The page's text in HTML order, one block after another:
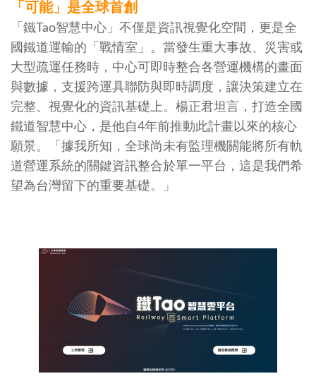
「可能」是全球首創
「鐵Tao智慧中心」不僅是資訊視覺化空間，更是全
國鐵道運輸的「戰情室」。當發生重大事故、災害或
大型疏運任務時，中心可即時整合各營運機構的畫面
與數據，支援跨運具聯防與即時調度，讓決策建立在
完整、視覺化的資訊基礎上。楊正君坦言，打造全國
鐵道智慧中心，是他自4年前推動此計畫以來的核心
願景。「據我所知，全球尚未有監理機關能將所有軌
道營運系統的關鍵資訊整合於單一平台，這是我們希
望為台灣留下的重要基礎。」